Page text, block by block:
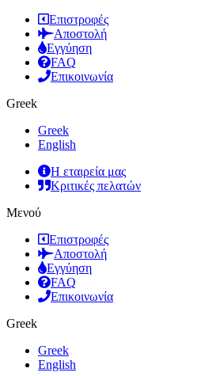
Επιστροφές
Αποστολή
Εγγύηση
FAQ
Επικοινωνία
Greek
Greek
English
Η εταιρεία μας
Κριτικές πελατών
Μενού
Επιστροφές
Αποστολή
Εγγύηση
FAQ
Επικοινωνία
Greek
Greek
English